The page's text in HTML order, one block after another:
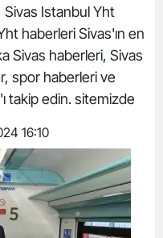
Sivas Istanbul Yht
haberleri Sivas'ın en
Sivas haberleri, Sivas
spor haberleri ve
takip edin. sitemizde
16:10